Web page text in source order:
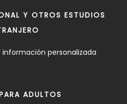
Y OTROS ESTUDIOS
personalizada
ADULTOS